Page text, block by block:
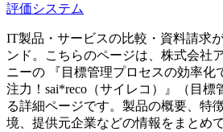
評価システム
IT製品・サービスの比較・資料請求
ンド。こちらのページは、 株式会社
ニーの 『 目標管理プロセスの効率化
注力！ sai*reco（サイレコ） 』（ 目標
る詳細ページです。製品の概要、特
境、提供元企業などの情報をまとめ